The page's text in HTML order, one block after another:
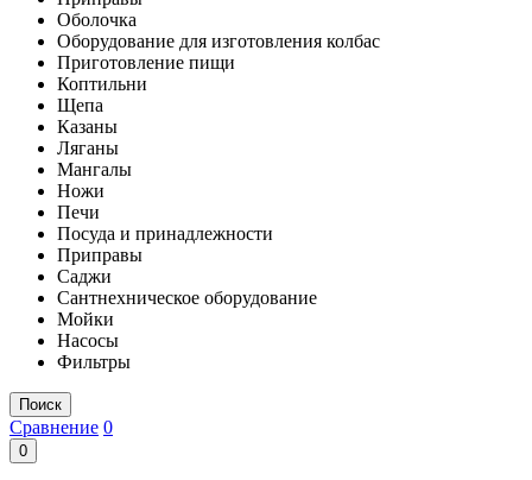
Оболочка
Оборудование для изготовления колбас
Приготовление пищи
Коптильни
Щепа
Казаны
Ляганы
Мангалы
Ножи
Печи
Посуда и принадлежности
Приправы
Саджи
Сантнехническое оборудование
Мойки
Насосы
Фильтры
Поиск
Сравнение 0
0